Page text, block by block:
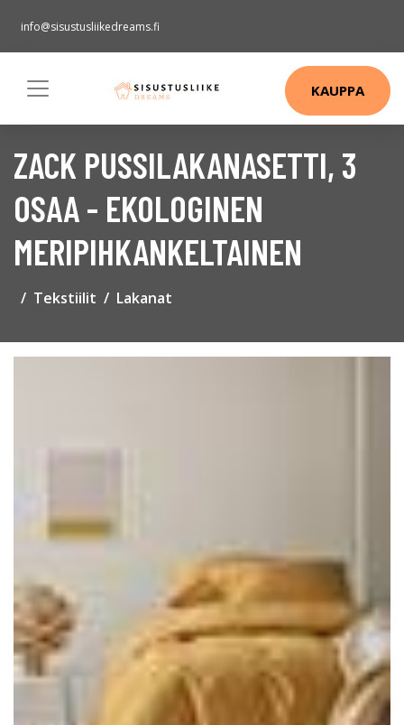
info@sisustusliikedreams.fi
KAUPPA
ZACK PUSSILAKANASETTI, 3
OSAA - EKOLOGINEN
MERIPIHKANKELTAINEN
Tekstiilit Lakanat